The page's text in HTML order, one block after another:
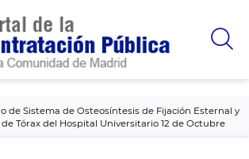
de Sistema de Osteosíntesis de Fijación Esternal y
Tórax del Hospital Universitario 12 de Octubre